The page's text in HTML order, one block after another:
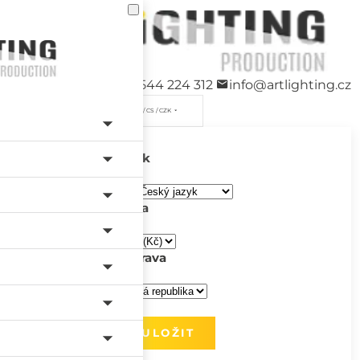
+420 544 224 312 info@artlighting.cz
/ CS / CZK
Jazyk
Měna
Doprava